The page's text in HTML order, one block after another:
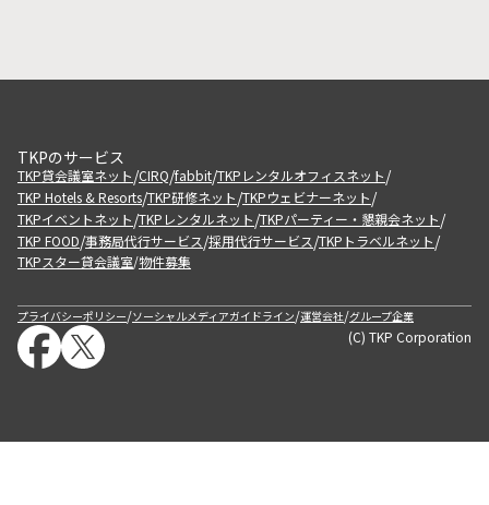
TKPのサービス
TKP貸会議室ネット/CIRQ/fabbit/TKPレンタルオフィスネット/
TKP Hotels & Resorts/TKP研修ネット/TKPウェビナーネット/
TKPイベントネット/TKPレンタルネット/TKPパーティー・懇親会ネット/
TKP FOOD/事務局代行サービス/採用代行サービス/TKPトラベルネット/
TKPスター貸会議室/物件募集
プライバシーポリシー/ソーシャルメディアガイドライン/運営会社/グループ企業
(C) TKP Corporation